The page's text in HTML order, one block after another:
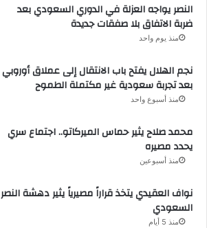
النصر يواجه العزلة في الدوري السعودي بعد
ضربة الاتفاق بلا صفقات جديدة
منذ يوم واحد
نجم الهلال يفتح باب الانتقال إلى عملاق أوروبي
بعد تجربة سعودية غير مكتملة الطموح
منذ أسبوع واحد
محمد صلاح يثير حماس الميركاتو.. اجتماع سري
يحدد مصيره
منذ أسبوعين
نواف العقيدي يتخذ قراراً مصيرياً يثير دهشة النصر
السعودي
منذ 5 أيام